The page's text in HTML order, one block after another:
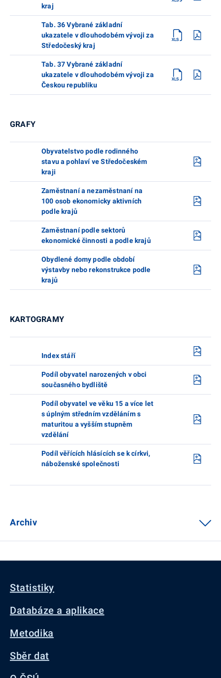
kraj
Tab. 36 Vybrané základní
ukazatele v dlouhodobém vývoji za
Středočeský kraj
Tab. 37 Vybrané základní
ukazatele v dlouhodobém vývoji za
Českou republiku
GRAFY
Obyvatelstvo podle rodinného
stavu a pohlaví ve Středočeském
kraji
Zaměstnaní a nezaměstnaní na
100 osob ekonomicky aktivních
podle krajů
Zaměstnaní podle sektorů
ekonomické činnosti a podle krajů
Obydlené domy podle období
výstavby nebo rekonstrukce podle
krajů
KARTOGRAMY
Index stáří
Podíl obyvatel narozených v obci
současného bydliště
Podíl obyvatel ve věku 15 a více let
s úplným středním vzděláním s
maturitou a vyšším stupněm
vzdělání
Podíl věřících hlásících se k církvi,
náboženské společnosti
Archiv
Statistiky
Databáze a aplikace
Metodika
Sběr dat